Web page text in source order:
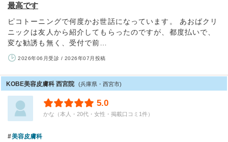
最高です
ピコトーニングで何度かお世話になっています。 あおばクリ
ニックは友人から紹介してもらったのですが、都度払いで、
変な勧誘も無く、受付で前…
2026年06月受診 / 2026年07月投稿
KOBE美容皮膚科 西宮院 (兵庫県・西宮市)
5.0
かな（本人・20代・女性・掲載口コミ1件）
美容皮膚科